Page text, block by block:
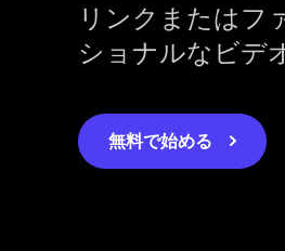
リンクまたはフ
ショナルなビデ
無料で始める